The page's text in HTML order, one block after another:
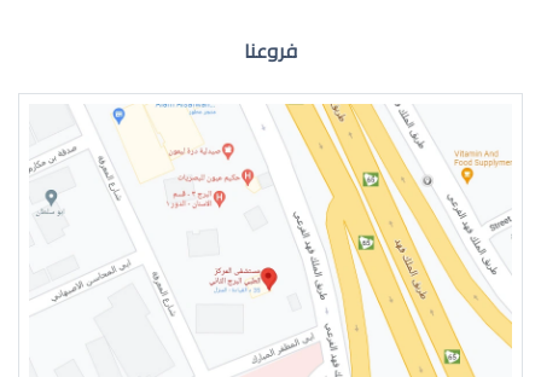
ضعف نظر في العين اليسرى
فروعنا